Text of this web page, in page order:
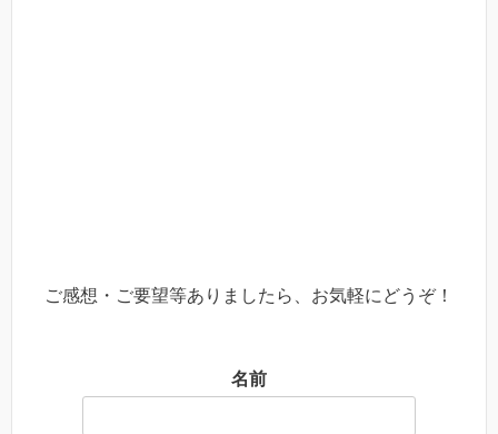
ご感想・ご要望等ありましたら、お気軽にどうぞ！
名前